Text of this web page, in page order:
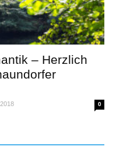
– Herzlich
0